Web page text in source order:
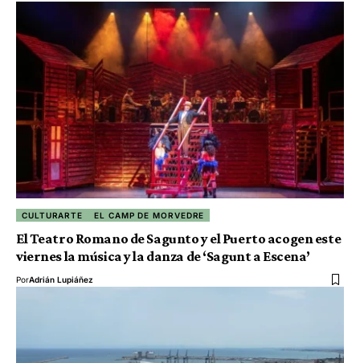
CULTURARTE EL CAMP DE MORVEDRE
El Teatro Romano de Sagunto y el Puerto acogen este
viernes la música y la danza de ‘Sagunt a Escena’
PorAdrián Lupiáñez